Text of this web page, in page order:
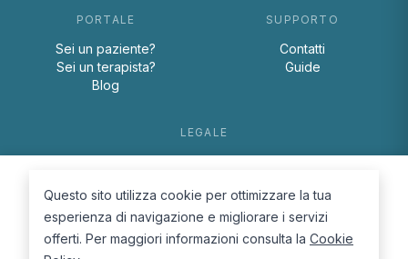
PORTALE
Sei un paziente?
Sei un terapista?
Blog
SUPPORTO
Contatti
Guide
LEGALE
Cookie Policy
Questo sito utilizza cookie per ottimizzare la tua
esperienza di navigazione e migliorare i servizi
offerti. Per maggiori informazioni consulta la Cookie